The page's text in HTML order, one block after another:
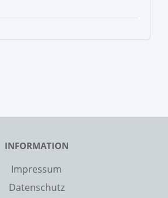
INFORMATION
Impressum
Datenschutz